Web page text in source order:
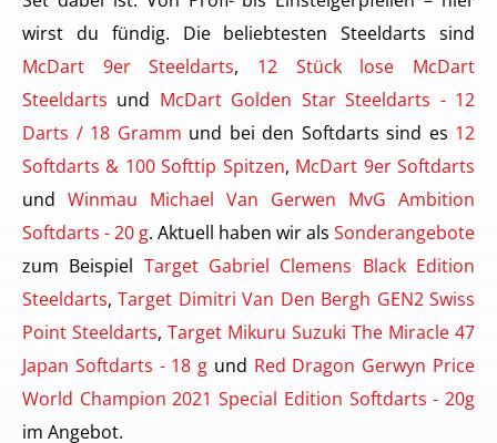
wirst du fündig. Die beliebtesten Steeldarts sind
McDart 9er Steeldarts, 12 Stück lose McDart
Steeldarts und McDart Golden Star Steeldarts - 12
Darts / 18 Gramm und bei den Softdarts sind es 12
Softdarts & 100 Softtip Spitzen, McDart 9er Softdarts
und Winmau Michael Van Gerwen MvG Ambition
Softdarts - 20 g. Aktuell haben wir als Sonderangebote
zum Beispiel Target Gabriel Clemens Black Edition
Steeldarts,Target Dimitri Van Den Bergh GEN2 Swiss
Point Steeldarts, Target Mikuru Suzuki The Miracle 47
Japan Softdarts - 18 g und Red Dragon Gerwyn Price
World Champion 2021 Special Edition Softdarts - 20g
im Angebot.